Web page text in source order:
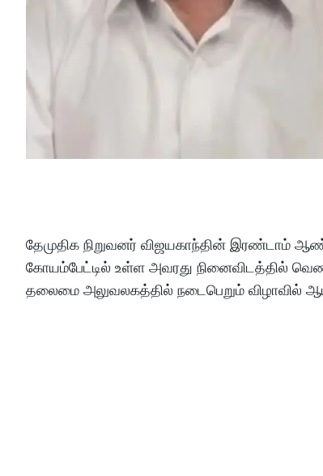
தேமுதிக நிறுவனர் விஜயகாந்தின் இரண்டாம்
கோயம்பேட்டில் உள்ள அவரது நினைவிடத்தில்
தலைமை அலுவலகத்தில் நடைபெறும்